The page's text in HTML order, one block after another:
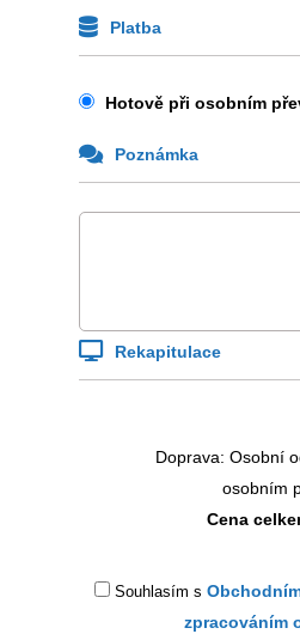
Platba
Hotově při osobním
Poznámka
Rekapitulace
Doprava: Osobní
osobním
Cena
Souhlasím s
zpracováním